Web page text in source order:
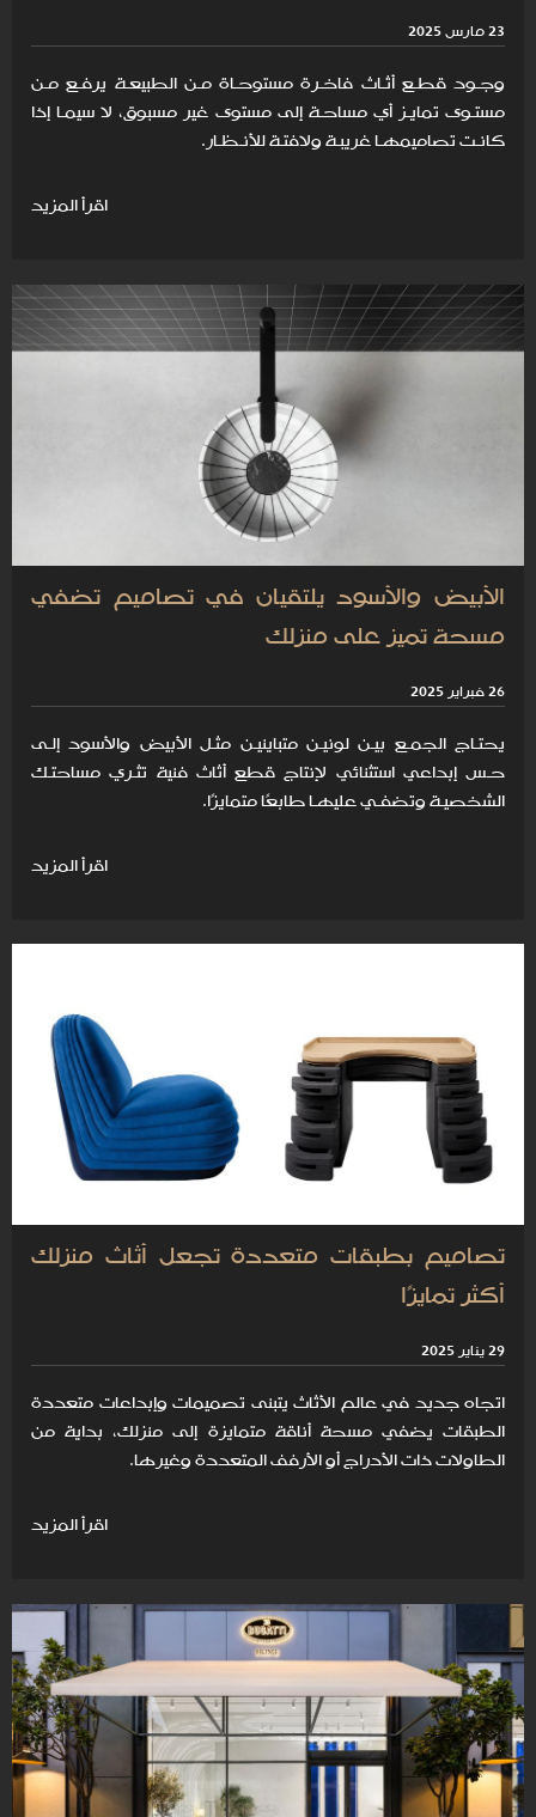
23 مارس 2025
وجـود قطـع أثـاث فاخـرة مستوحـاة مـن الطبيعـة يرفـع مـن
مستـوى تمايـز أي مساحـة إلى مستوى غير مسبوق، لا سيمـا إذا
كانـت تصاميمهـا غريبـة ولافتـة للأنـظـار.
اقرأ المزيد
الأبيض والأسود يلتقيان في تصاميم تضفي
مسحة تميز على منزلك
26 فبراير 2025
يحتـاج الجمـع بيـن لونيـن متباينيـن مثـل الأبيض والأسود إلـى
حـس إبداعي استثنائي لإنتاج قطع أثاث فنية تثـري مساحتـك
الشخصيـة وتضفـي عليهـا طابعًا متمايزًا.
اقرأ المزيد
تصاميم بطبقات متعددة تجعل أثاث منزلك
أكثر تمايزًا
29 يناير 2025
اتجاه جديد في عالم الأثاث يتبنى تصميمات وإبداعات متعددة
الطبقات يضفي مسحة أناقة متمايزة إلى منزلك، بداية من
الطاولات ذات الأدراج أو الأرفف المتعددة وغيرها.
اقرأ المزيد